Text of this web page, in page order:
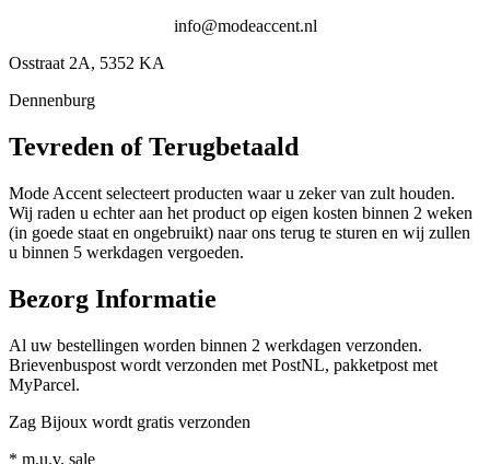
info@modeaccent.nl
Osstraat 2A, 5352 KA
Dennenburg
Tevreden of Terugbetaald
Mode Accent selecteert producten waar u zeker van zult houden.
Wij raden u echter aan het product op eigen kosten binnen 2 weken
(in goede staat en ongebruikt) naar ons terug te sturen en wij zullen
u binnen 5 werkdagen vergoeden.
Bezorg Informatie
Al uw bestellingen worden binnen 2 werkdagen verzonden.
Brievenbuspost wordt verzonden met PostNL, pakketpost met
MyParcel.
Zag Bijoux wordt gratis verzonden
* m.u.v. sale